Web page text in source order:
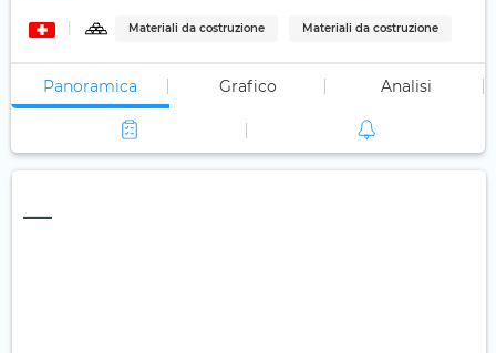
Materiali da costruzione Materiali da costruzione
Panoramica Grafico Analisi
—